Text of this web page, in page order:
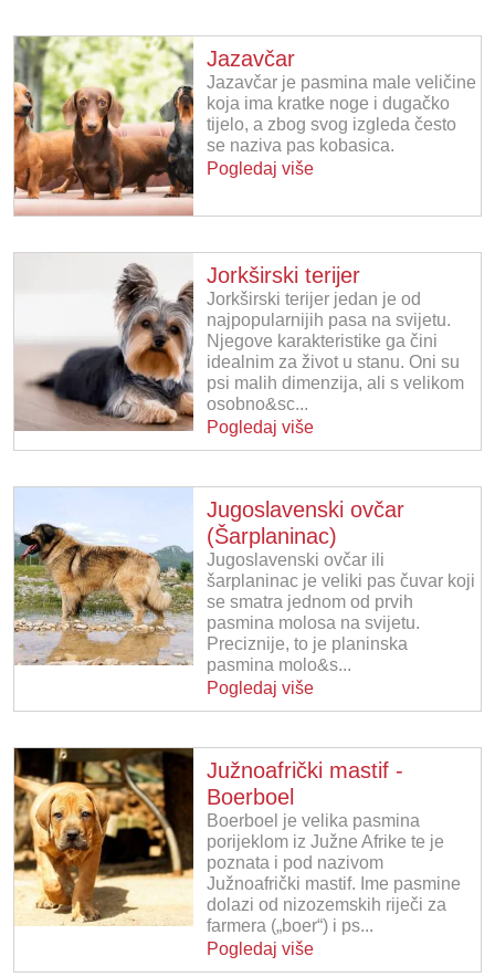
Jazavčar
Jazavčar je pasmina male veličine
koja ima kratke noge i dugačko
tijelo, a zbog svog izgleda često
se naziva pas kobasica.
Pogledaj više
Jorkširski terijer
Jorkširski terijer jedan je od
najpopularnijih pasa na svijetu.
Njegove karakteristike ga čini
idealnim za život u stanu. Oni su
psi malih dimenzija, ali s velikom
osobno&sc...
Pogledaj više
Jugoslavenski ovčar
(Šarplaninac)
Jugoslavenski ovčar ili
šarplaninac je veliki pas čuvar koji
se smatra jednom od prvih
pasmina molosa na svijetu.
Preciznije, to je planinska
pasmina molo&s...
Pogledaj više
Južnoafrički mastif -
Boerboel
Boerboel je velika pasmina
porijeklom iz Južne Afrike te je
poznata i pod nazivom
Južnoafrički mastif. Ime pasmine
dolazi od nizozemskih riječi za
farmera („boer“) i ps...
Pogledaj više